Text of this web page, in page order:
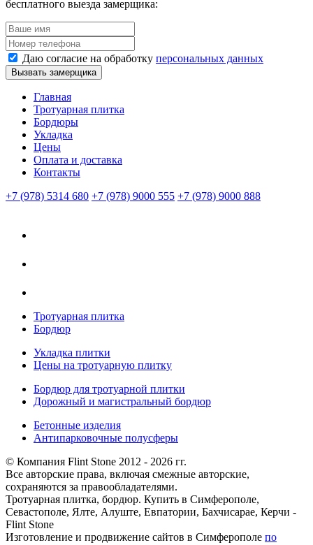
бесплатного выезда замерщика:
Даю согласие на обработку персональных данных
Вызвать замерщика
Главная
Тротуарная плитка
Бордюры
Укладка
Цены
Оплата и доставка
Контакты
+7 (978) 5314 680 +7 (978) 9000 555 +7 (978) 9000 888
Тротуарная плитка
Бордюр
Укладка плитки
Цены на тротуарную плитку
Бордюр для тротуарной плитки
Дорожный и магистральный бордюр
Бетонные изделия
Антипарковочные полусферы
© Компания Flint Stone 2012 - 2026 гг.
Все авторские права, включая смежные авторские,
сохраняются за правообладателями.
Тротуарная плитка, бордюр. Купить в Симферополе,
Севастополе, Ялте, Алуште, Евпатории, Бахчисарае, Керчи -
Flint Stone
Изготовление и продвижение сайтов в Симферополе по